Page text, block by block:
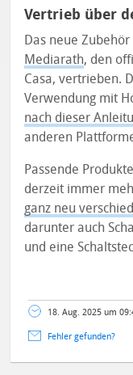
Vertrieb über
Das neue
Mediarath, den
Casa, vertrieben.
Verwendung mit
nach dieser
anderen
Passende
derzeit immer
ganz neu
darunter auch
und eine
18. Aug. 2025 um
Fehler gefunden?